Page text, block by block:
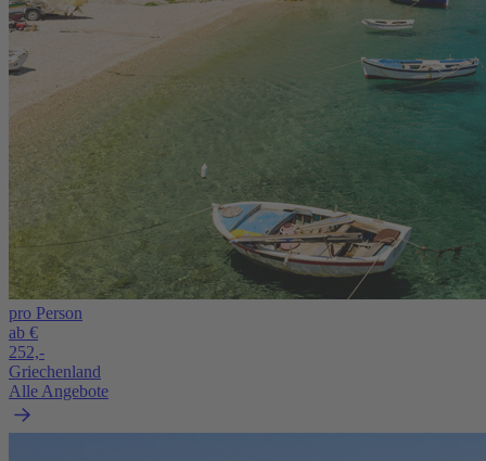
pro Person
ab €
252,-
Griechenland
Alle Angebote